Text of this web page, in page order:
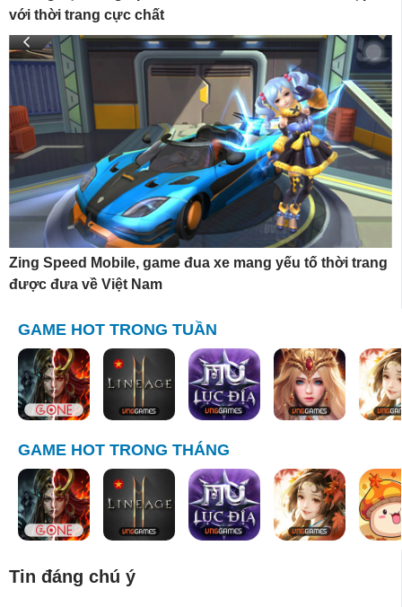
với thời trang cực chất
Zing Speed Mobile, game đua xe mang yếu tố thời trang
được đưa về Việt Nam
GAME HOT TRONG TUẦN
GAME HOT TRONG THÁNG
Tin đáng chú ý